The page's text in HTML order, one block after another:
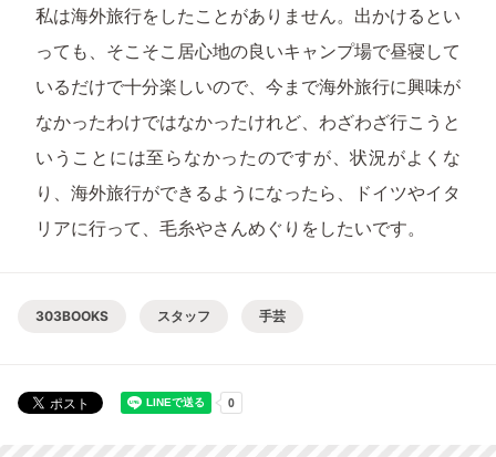
私は海外旅行をしたことがありません。出かけるとい
っても、そこそこ居心地の良いキャンプ場で昼寝して
いるだけで十分楽しいので、今まで海外旅行に興味が
なかったわけではなかったけれど、わざわざ行こうと
いうことには至らなかったのですが、状況がよくな
り、海外旅行ができるようになったら、ドイツやイタ
リアに行って、毛糸やさんめぐりをしたいです。
303BOOKS スタッフ 手芸